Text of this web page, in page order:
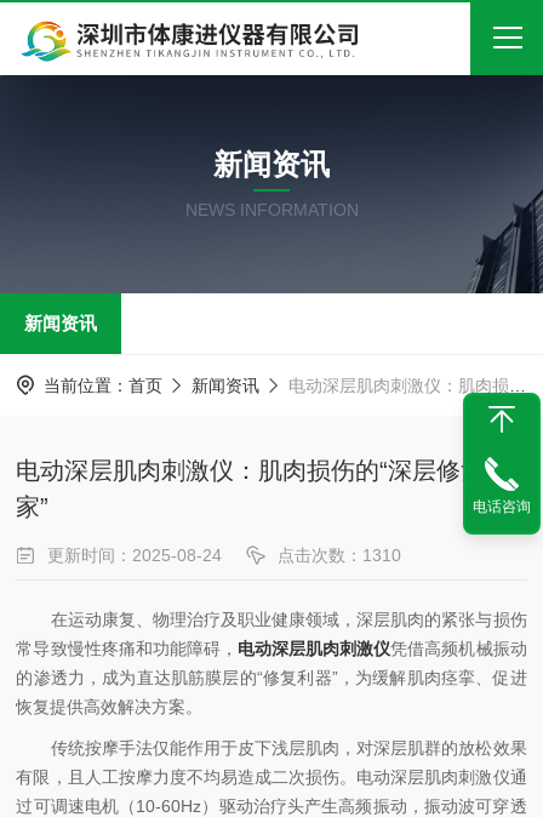
关于我们
产品中心
在线留言
新闻资讯
NEWS INFORMATION
新闻资讯
当前位置： 首页 新闻资讯 电动深层肌肉刺激仪：肌肉损伤的“深层修复专家”
电动深层肌肉刺激仪：肌肉损伤的“深层修复专
家”
更新时间：2025-08-24 点击次数：1310
在运动康复、物理治疗及职业健康领域，深层肌肉的紧张与损伤
常导致慢性疼痛和功能障碍， 电动深层肌肉刺激仪凭借高频机械振动
的渗透力，成为直达肌筋膜层的“修复利器”，为缓解肌肉痉挛、促进
恢复提供高效解决方案。​
传统按摩手法仅能作用于皮下浅层肌肉，对深层肌群的放松效果
有限，且人工按摩力度不均易造成二次损伤。电动深层肌肉刺激仪通
过可调速电机（10-60Hz）驱动治疗头产生高频振动，振动波可穿透
电话咨询